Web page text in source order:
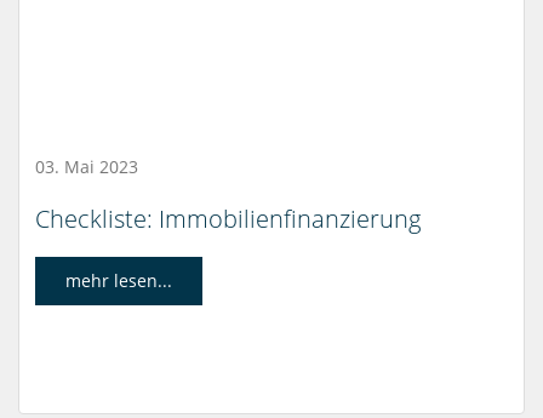
03. Mai 2023
Checkliste: Immobilienfinanzierung
mehr lesen...